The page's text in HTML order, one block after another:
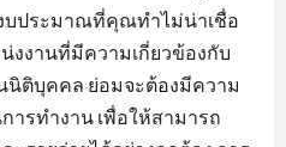
บประมาณที่คุณทำไม่น่าเชื่อ
งงานที่มีความเกี่ยวข้องกับ
ติบุคคล ย่อมจะต้องมีความ
ารทำงาน เพื่อให้สามารถ